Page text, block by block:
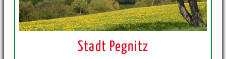
Stadt Pegnitz